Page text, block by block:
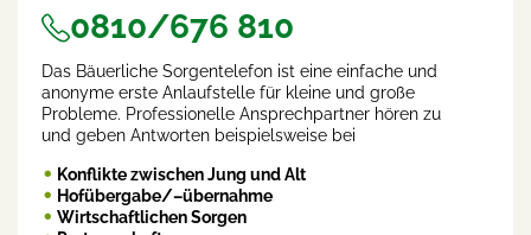
0810/676 810
Das Bäuerliche Sorgentelefon ist eine einfache und
anonyme erste Anlaufstelle für kleine und große
Probleme. Professionelle Ansprechpartner hören zu
und geben Antworten beispielsweise bei
Konflikte zwischen Jung und Alt
Hofübergabe/–übernahme
Wirtschaftlichen Sorgen